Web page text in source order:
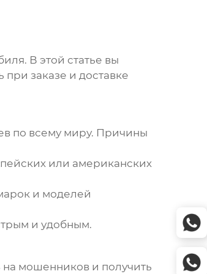
В этой статье вы
заказе и доставке
по всему миру. Причины
или американских
и моделей
и удобным.
на мошенников и получить